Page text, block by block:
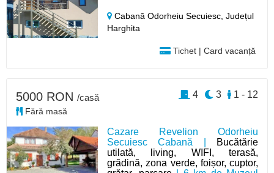
Cabană Odorheiu Secuiesc,Județul
Harghita
Tichet | Card vacanță
Cazare Revelion Odorheiu
Secuiesc Cabană |
Bucătărie
utilată, living, WIFI, terasă,
grădină, zona verde, foișor, cuptor,
5000 RON /casă
Fără masă
1 - 12
3
4